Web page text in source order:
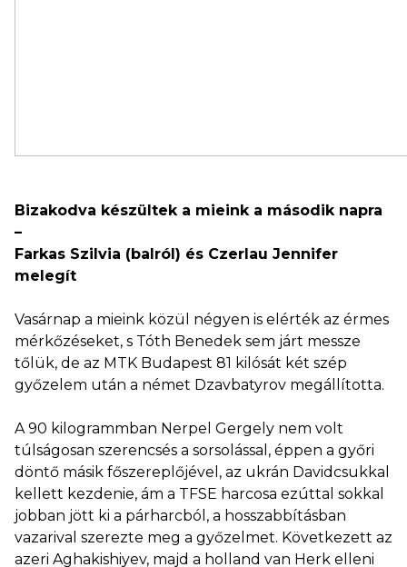
Bizakodva készültek a mieink a második napra
–
Farkas Szilvia (balról) és Czerlau Jennifer
melegít
Vasárnap a mieink közül négyen is elérték az érmes
mérkőzéseket, s Tóth Benedek sem járt messze
tőlük, de az MTK Budapest 81 kilósát két szép
győzelem után a német Dzavbatyrov megállította.
A 90 kilogrammban Nerpel Gergely nem volt
túlságosan szerencsés a sorsolással, éppen a győri
döntő másik főszereplőjével, az ukrán Davidcsukkal
kellett kezdenie, ám a TFSE harcosa ezúttal sokkal
jobban jött ki a párharcból, a hosszabbításban
vazarival szerezte meg a győzelmet. Következett az
azeri Aghakishiyev, majd a holland van Herk elleni